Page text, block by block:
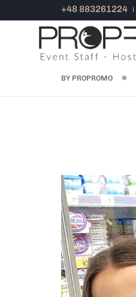
+48 883261224
BY PROPROMO